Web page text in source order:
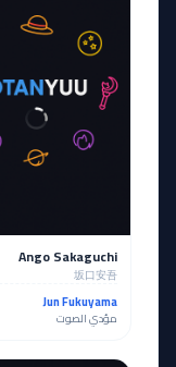
Ango Sakaguchi
坂口安吾
Jun Fukuyama
مؤدي الصوت